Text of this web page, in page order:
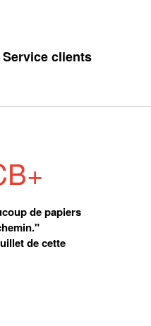
Service clients
de papiers
de cette